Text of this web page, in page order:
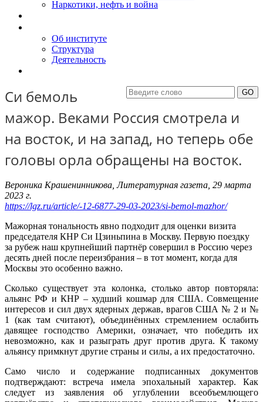
Наркотики, нефть и война
Об институте
Структура
Деятельность
Си бемоль
мажор. Веками Россия смотрела и
на восток, и на запад, но теперь обе
головы орла обращены на восток.
Вероника Крашенинникова, Литературная газета, 29 марта
2023 г.
https://lgz.ru/article/-12-6877-29-03-2023/si-bemol-mazhor/
Мажорная тональность явно подходит для оценки визита
председателя КНР Си Цзиньпина в Москву. Первую поездку
за рубеж наш крупнейший партнёр совершил в Россию через
десять дней после переизбрания – в тот момент, когда для
Москвы это особенно важно.
Сколько существует эта колонка, столько автор повторяла:
альянс РФ и КНР – худший кошмар для США. Совмещение
интересов и сил двух ядерных держав, врагов США № 2 и №
1 (как там считают), объединённых стремлением ослабить
давящее господство Америки, означает, что победить их
невозможно, как и разыграть друг против друга. К такому
альянсу примкнут другие страны и силы, а их предостаточно.
Само число и содержание подписанных документов
подтверждают: встреча имела эпохальный характер. Как
следует из заявления об углублении всеобъемлющего